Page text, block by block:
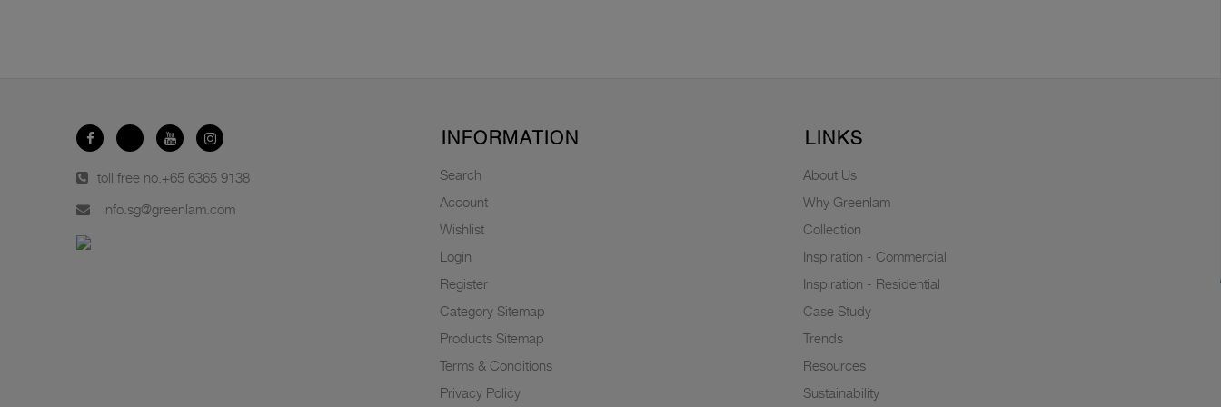
toll free no. +65 6365 9138
info.sg@greenlam.com
INFORMATION
Search
Account
Wishlist
Login
Register
Category Sitemap
Products Sitemap
Terms & Conditions
Privacy Policy
LINKS
About Us
Why Greenlam
Collection
Inspiration - Commercial
Inspiration - Residential
Case Study
Trends
Resources
Sustainability